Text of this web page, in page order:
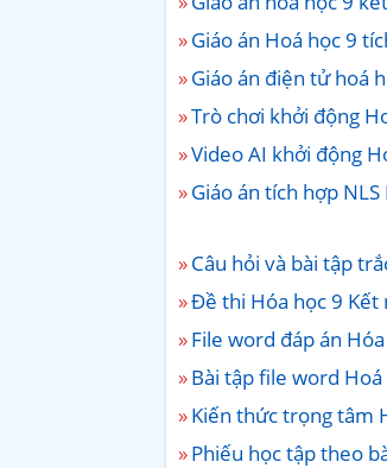
Giáo án Hoá học 9
Giáo án điện tử hoá
Trò chơi khởi động
Video AI khởi động
Giáo án tích hợp
Câu hỏi và bài tập
Đề thi Hóa học 9
File word đáp án
Bài tập file word
Kiến thức trọng tâm
Phiếu học tập theo